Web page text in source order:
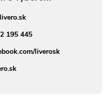
195 445
liverosk